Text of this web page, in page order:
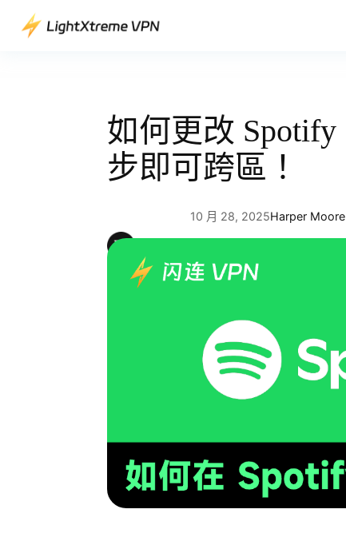
如何更改
步即可跨區！
10 月 28, 2025Harper Moore